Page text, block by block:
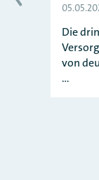
Die
von
…